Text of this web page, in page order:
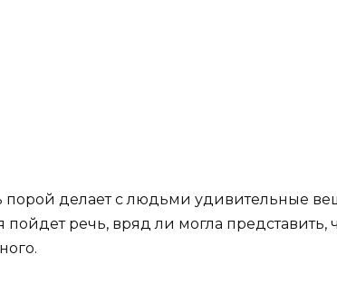
делает с людьми удивительные
пойдет речь, вряд ли могла представить,